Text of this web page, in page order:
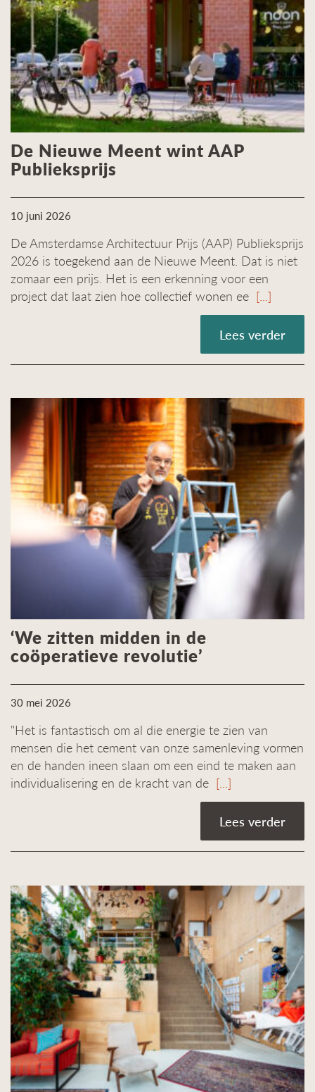
De Nieuwe Meent wint AAP
Publieksprijs
10 juni 2026
De Amsterdamse Architectuur Prijs (AAP) Publieksprijs
2026 is toegekend aan de Nieuwe Meent. Dat is niet
zomaar een prijs. Het is een erkenning voor een
project dat laat zien hoe collectief wonen ee [...]
Lees verder
‘We zitten midden in de
coöperatieve revolutie’
30 mei 2026
"Het is fantastisch om al die energie te zien van
mensen die het cement van onze samenleving vormen
en de handen ineen slaan om een eind te maken aan
individualisering en de kracht van de [...]
Lees verder